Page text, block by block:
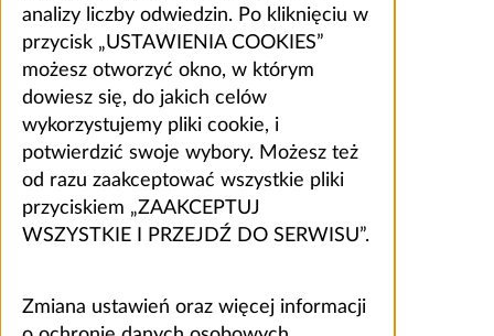
analizy liczby odwiedzin. Po kliknięciu w
przycisk „USTAWIENIA COOKIES”
możesz otworzyć okno, w którym
dowiesz się, do jakich celów
wykorzystujemy pliki cookie, i
potwierdzić swoje wybory. Możesz też
od razu zaakceptować wszystkie pliki
przyciskiem „ZAAKCEPTUJ
WSZYSTKIE I PRZEJDŹ DO SERWISU”.
Zmiana ustawień oraz więcej informacji